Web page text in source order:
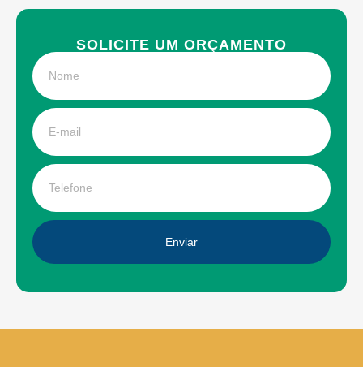
SOLICITE UM ORÇAMENTO
Enviar